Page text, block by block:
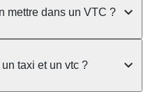
réserver au moins 1
Pour une
Pour une
gratuite dans les 5
détail des frais par
mettre dans un VTC ?
VAO : jusqu'à 3
taxi et un vtc ?